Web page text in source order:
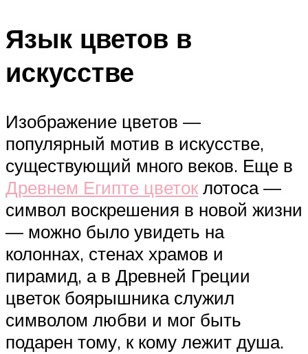
Язык цветов в
искусстве
Изображение цветов —
популярный мотив в искусстве,
существующий много веков. Еще в
Древнем Египте цветок лотоса —
символ воскрешения в новой жизни
— можно было увидеть на
колоннах, стенах храмов и
пирамид, а в Древней Греции
цветок боярышника служил
символом любви и мог быть
подарен тому, к кому лежит душа.